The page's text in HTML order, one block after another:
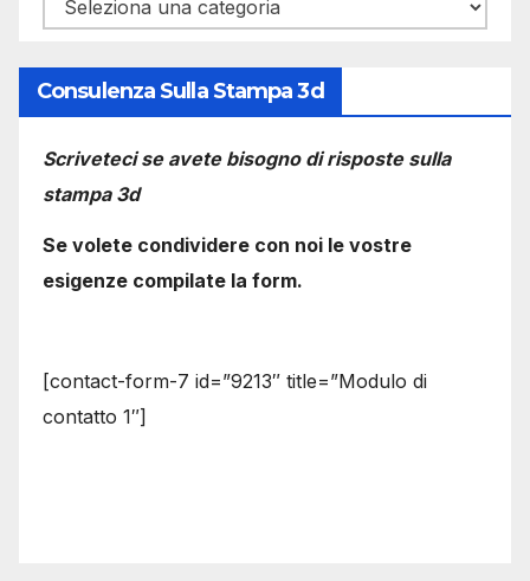
Consulenza Sulla Stampa 3d
Scriveteci se avete bisogno di risposte sulla
stampa 3d
Se volete condividere con noi le vostre
esigenze compilate la form.
[contact-form-7 id=”9213″ title=”Modulo di
contatto 1″]